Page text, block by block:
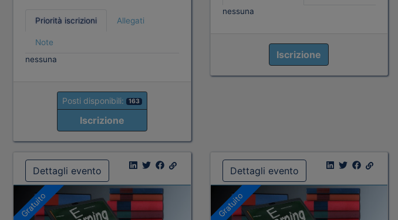
Priorità iscrizioni Allegati
Note
nessuna
Posti disponibili: 163
Iscrizione
nessuna
Iscrizione
Dettagli evento
Gratuito
Dettagli evento
Gratuito